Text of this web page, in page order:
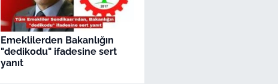
Emeklilerden Bakanlığın
"dedikodu" ifadesine sert
yanıt